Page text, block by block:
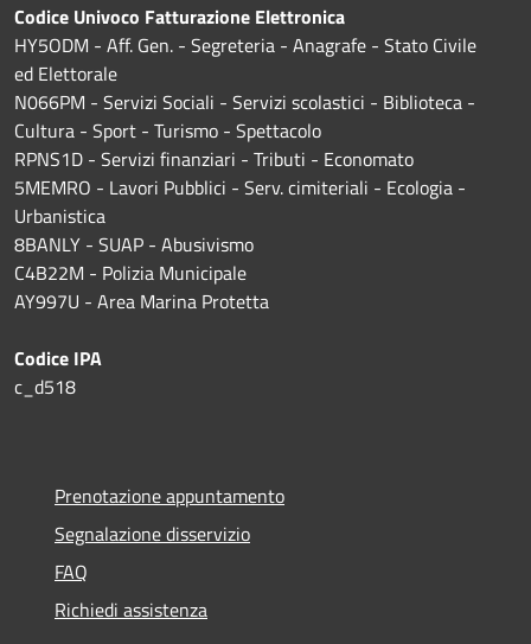
Codice Univoco Fatturazione Elettronica
HY5ODM - Aff. Gen. - Segreteria - Anagrafe - Stato Civile
ed Elettorale
N066PM - Servizi Sociali - Servizi scolastici - Biblioteca -
Cultura - Sport - Turismo - Spettacolo
RPNS1D - Servizi finanziari - Tributi - Economato
5MEMRO - Lavori Pubblici - Serv. cimiteriali - Ecologia -
Urbanistica
8BANLY - SUAP - Abusivismo
C4B22M - Polizia Municipale
AY997U - Area Marina Protetta
Codice IPA
c_d518
Prenotazione appuntamento
Segnalazione disservizio
FAQ
Richiedi assistenza